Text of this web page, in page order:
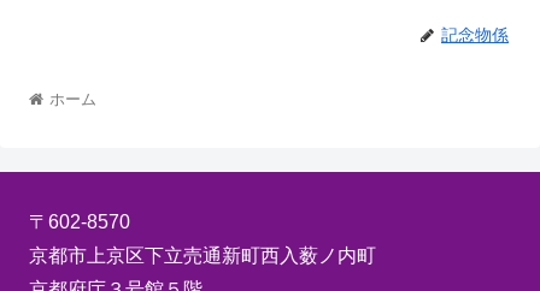
記念物係
ホーム
〒602-8570
京都市上京区下立売通新町西入薮ノ内町